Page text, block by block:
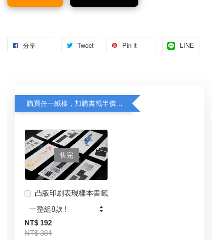
分享 Tweet Pin it LINE
購買任一紙樣，加購書籤半價優惠中！
售完
凸版印刷表現樣本書籤
NT$ 192
NT$ 384